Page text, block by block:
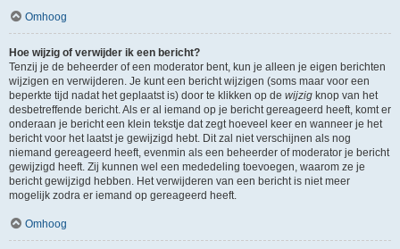
Omhoog
Hoe wijzig of verwijder ik een bericht?
Tenzij je de beheerder of een moderator bent, kun je alleen je eigen berichten
wijzigen en verwijderen. Je kunt een bericht wijzigen (soms maar voor een
beperkte tijd nadat het geplaatst is) door te klikken op de wijzig knop van het
desbetreffende bericht. Als er al iemand op je bericht gereageerd heeft, komt er
onderaan je bericht een klein tekstje dat zegt hoeveel keer en wanneer je het
bericht voor het laatst je gewijzigd hebt. Dit zal niet verschijnen als nog
niemand gereageerd heeft, evenmin als een beheerder of moderator je bericht
gewijzigd heeft. Zij kunnen wel een mededeling toevoegen, waarom ze je
bericht gewijzigd hebben. Het verwijderen van een bericht is niet meer
mogelijk zodra er iemand op gereageerd heeft.
Omhoog